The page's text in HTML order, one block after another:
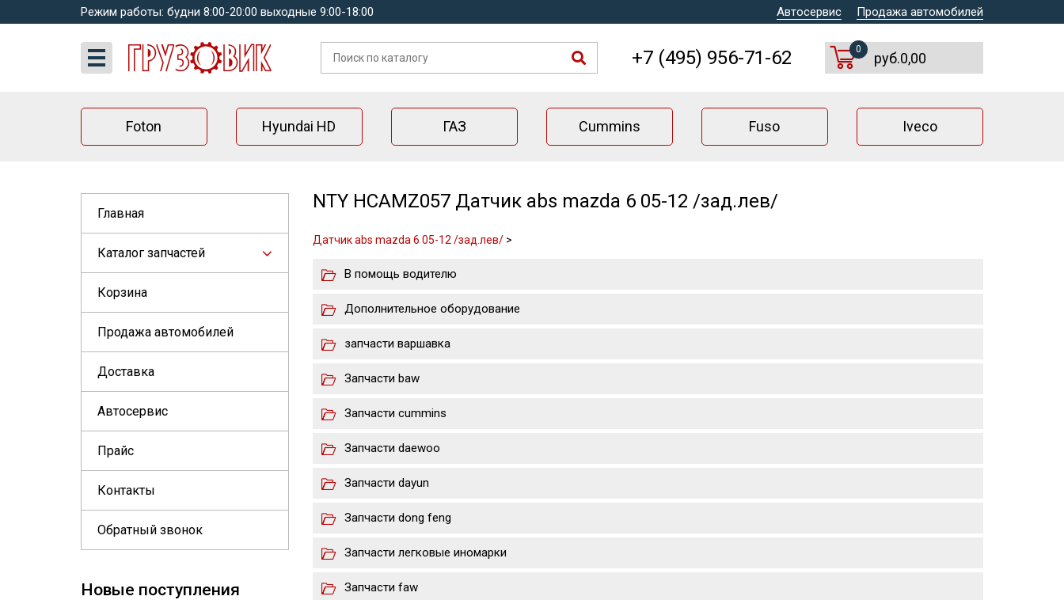
Режим работы: будни 8:00-20:00 выходные 9:00-18:00 Автосервис Продажа автомобилей
+7 (495) 956-71-62 0
руб.0,00
Foton Hyundai HD ГАЗ Cummins Fuso Iveco
Главная
Каталог запчастей
Корзина
Продажа автомобилей
Доставка
Автосервис
Прайс
Контакты
Обратный звонок
Новые поступления
NTY HCAMZ057 Датчик abs mazda 6 05-12 /зад.лев/
Датчик abs mazda 6 05-12 /зад.лев/>
В помощь водителю
Дополнительное оборудование
запчасти варшавка
Запчасти baw
Запчасти cummins
Запчасти daewoo
Запчасти dayun
Запчасти dong feng
Запчасти легковые иномарки
Запчасти faw